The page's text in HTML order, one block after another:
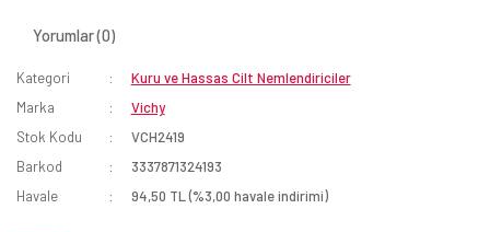
Yorumlar (0)
Kategori
Kuru ve Hassas Cilt Nemlendiriciler
Marka
Vichy
Stok Kodu
VCH2419
Barkod
3337871324193
Havale
94,50 TL (%3,00 havale indirimi)